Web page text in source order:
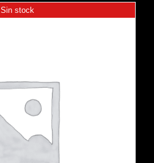
Sin stock